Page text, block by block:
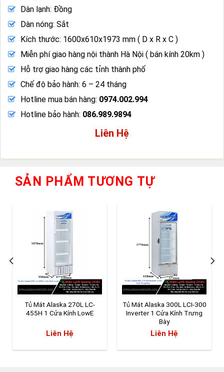
Dàn lạnh: Đồng
Dàn nóng: Sắt
Kích thước: 1600x610x1973 mm ( D x R x C )
Miễn phí giao hàng nội thành Hà Nội ( bán kính 20km )
Hỗ trợ giao hàng các tỉnh thành phố
Chế độ bảo hành: 6 – 24 tháng
Hotline mua bán hàng: 0974.002.994
Hotline bảo hành: 086.989.9894
Liên Hệ
SẢN PHẨM TƯƠNG TỰ
Tủ Mát Alaska 270L LC-
455H 1 Cửa Kính LowE
Liên Hệ
Tủ Mát Alaska 300L LCI-300
Inverter 1 Cửa Kính Trưng
Bày
Liên Hệ